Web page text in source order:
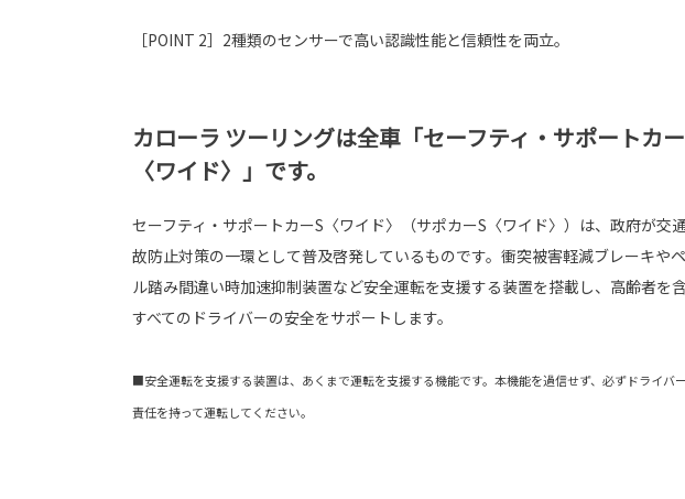
［POINT 2］2種類のセンサーで高い認識性能と信頼性を両立。
カローラ ツーリングは全車「セーフティ・サポートカ
〈ワイド〉」です。
セーフティ・サポートカーS〈ワイド〉（サポカーS〈ワイド〉）は、政府が交
故防止対策の一環として普及啓発しているものです。衝突被害軽減ブレーキや
ル踏み間違い時加速抑制装置など安全運転を支援する装置を搭載し、高齢者を
すべてのドライバーの安全をサポートします。
■安全運転を支援する装置は、あくまで運転を支援する機能です。本機能を過信せず、必ずドライバ
責任を持って運転してください。